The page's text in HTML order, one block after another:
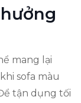
mang lại
sofa màu
tận dụng tối